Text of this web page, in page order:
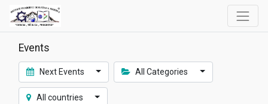
Events
Next Events All Categories
All countries